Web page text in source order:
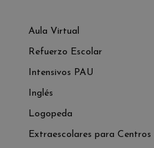
Aula Virtual
Refuerzo Escolar
Intensivos PAU
Inglés
Logopeda
Extraescolares para Centros